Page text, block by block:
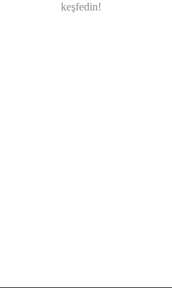
keşfedin!